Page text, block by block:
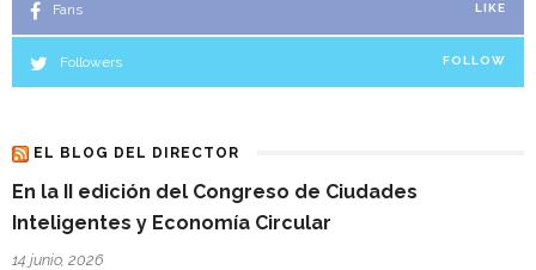
Fans LIKE
Followers FOLLOW
EL BLOG DEL DIRECTOR
En la II edición del Congreso de Ciudades
Inteligentes y Economía Circular
14 junio, 2026